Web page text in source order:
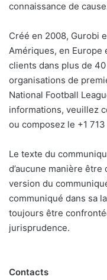
connaissance de
Créé en 2008, Gurobi
Amériques, en Europe
clients dans plus de
organisations de
National Football
informations, veuillez
ou composez le +1 713
Le texte du
d’aucune manière
version du
communiqué dans sa
toujours être
jurisprudence.
Contacts